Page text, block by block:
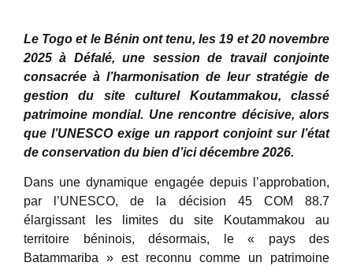
Le Togo et le Bénin ont tenu, les 19 et 20 novembre
2025 à Défalé, une session de travail conjointe
consacrée à l’harmonisation de leur stratégie de
gestion du site culturel Koutammakou, classé
patrimoine mondial. Une rencontre décisive, alors
que l’UNESCO exige un rapport conjoint sur l’état
de conservation du bien d’ici décembre 2026.
Dans une dynamique engagée depuis l’approbation,
par l’UNESCO, de la décision 45 COM 88.7
élargissant les limites du site Koutammakou au
territoire béninois, désormais, le « pays des
Batammariba » est reconnu comme un patrimoine